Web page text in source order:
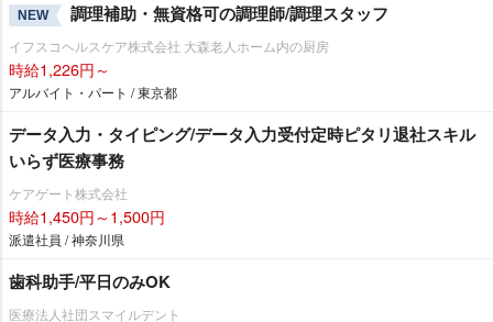
NEW 調理補助・無資格可の調理師/調理スタッフ
イフスコヘルスケア株式会社 大森老人ホーム内の厨房
時給1,226円～
アルバイト・パート / 東京都
データ入力・タイピング/データ入力受付定時ピタリ退社スキル
いらず医療事務
ケアゲート株式会社
時給1,450円～1,500円
派遣社員 / 神奈川県
歯科助手/平日のみOK
医療法人社団スマイルデント